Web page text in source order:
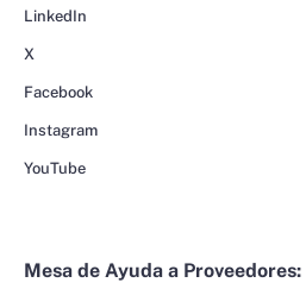
LinkedIn
X
Facebook
Instagram
YouTube
Mesa de Ayuda a Proveedores: